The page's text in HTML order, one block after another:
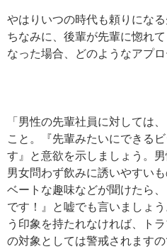
やはりいつの時代も頼りにな
ちなみに、後輩が先輩に惚れ
なった場合、どのようなアプ
「男性の先輩社員に対しては
こと。『先輩みたいにできる
す』と意欲を示しましょう。
男女問わず飲みに誘いやすい
ベートな趣味などが聞けたら
です！』と嘘でも言いましょ
う印象を持たれなければ、ト
の対象としては警戒されますの